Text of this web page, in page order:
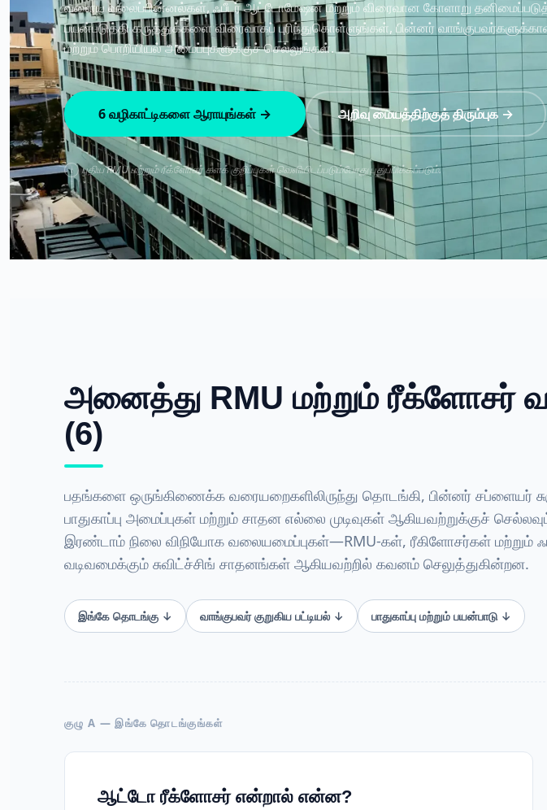
வளைய வலைப்பின்னல்கள், ஃபீடர் ஆட்டோமேஷன் மற்றும் விரைவான கோளாறு
பயன்படுத்தி கருத்துக்களை விரைவாகப் புரிந்துகொள்ளுங்கள், பின்னர் வாங்குபவர்களுக்கான
மற்றும் பொறியியல் அமைப்புகளுக்குச் செல்லுங்கள்.
6 வழிகாட்டிகளை ஆராயுங்கள் → அறிவு மையத்திற்குத் திரும்புக →
புதிய RMU மற்றும் ரீக்ளோசர் களக் குறிப்புகள் வெளியிடப்படும்போது புதுப்பிக்கப்படும்.
அனைத்து RMU மற்றும் ரீக்ளோசர்
(6)
பதங்களை ஒருங்கிணைக்க வரையறைகளிலிருந்து தொடங்கி, பின்னர் சப்ளையர்
பாதுகாப்பு அமைப்புகள் மற்றும் சாதன எல்லை முடிவுகள் ஆகியவற்றுக்குச்
இரண்டாம் நிலை விநியோக வலையமைப்புகள்—RMU-கள், ரீகிளோசர்கள் மற்றும்
வடிவமைக்கும் சுவிட்ச்சிங் சாதனங்கள் ஆகியவற்றில் கவனம் செலுத்துகின்றன.
இங்கே தொடங்கு ↓ வாங்குபவர் குறுகிய பட்டியல் ↓ பாதுகாப்பு மற்றும் பயன்பாடு ↓
குழு A — இங்கே தொடங்குங்கள்
ஆட்டோ ரீக்ளோசர் என்றால் என்ன?